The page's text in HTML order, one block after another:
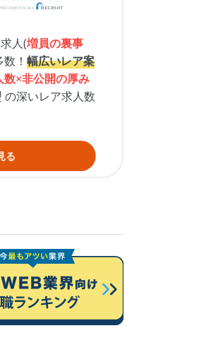
人(増員の裏事
数！幅広いレア案
数×非公開の厚み
の深いレア求人数
る